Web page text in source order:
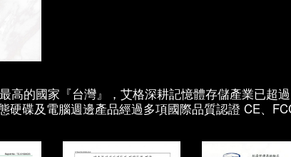
高的國家『台灣』，艾格深耕記憶體存儲產業已超過
硬碟及電腦週邊產品經過多項國際品質認證 CE、